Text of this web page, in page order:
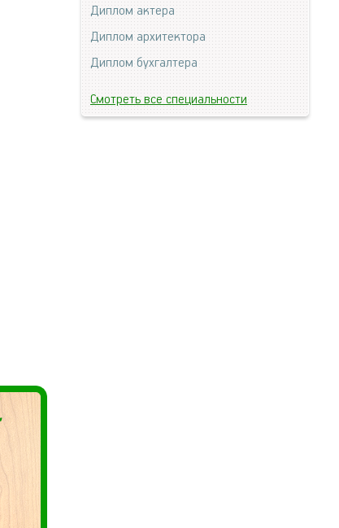
Диплом актера
Диплом архитектора
Диплом бухгалтера
Смотреть все специальности